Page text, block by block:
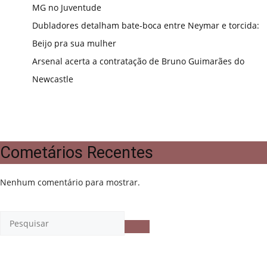
MG no Juventude
Dubladores detalham bate-boca entre Neymar e torcida:
Beijo pra sua mulher
Arsenal acerta a contratação de Bruno Guimarães do
Newcastle
Cometários Recentes
Nenhum comentário para mostrar.